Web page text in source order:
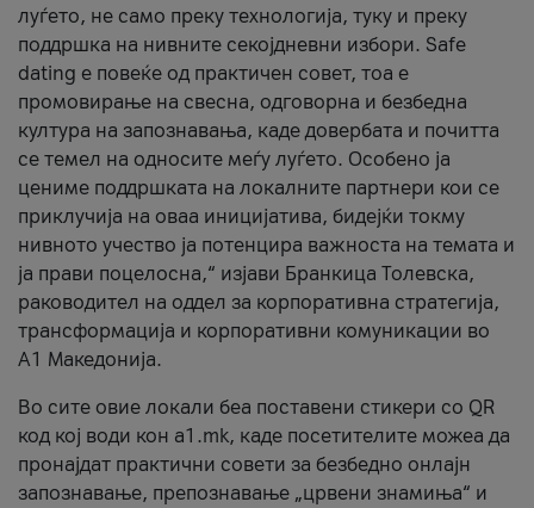
луѓето, не само преку технологија, туку и преку
поддршка на нивните секојдневни избори. Safe
dating е повеќе од практичен совет, тоа е
промовирање на свесна, одговорна и безбедна
култура на запознавања, каде довербата и почитта
се темел на односите меѓу луѓето. Особено ја
цениме поддршката на локалните партнери кои се
приклучија на оваа иницијатива, бидејќи токму
нивното учество ја потенцира важноста на темата и
ја прави поцелосна,“ изјави Бранкица Толевска,
раководител на оддел за корпоративна стратегија,
трансформација и корпоративни комуникации во
А1 Македонија.
Во сите овие локали беа поставени стикери со QR
код кој води кон a1.mk, каде посетителите можеа да
пронајдат практични совети за безбедно онлајн
запознавање, препознавање „црвени знамиња“ и